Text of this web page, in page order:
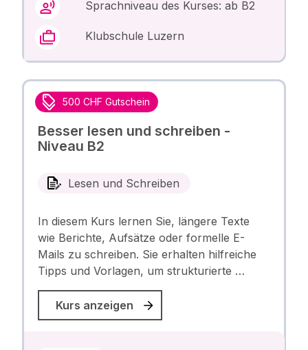
Sprachniveau des Kurses: ab B2
Klubschule Luzern
500 CHF Gutschein
Besser lesen und schreiben -
Niveau B2
Lesen und Schreiben
In diesem Kurs lernen Sie, längere Texte
wie Berichte, Aufsätze oder formelle E-
Mails zu schreiben. Sie erhalten hilfreiche
Tipps und Vorlagen, um strukturierte …
Kurs anzeigen